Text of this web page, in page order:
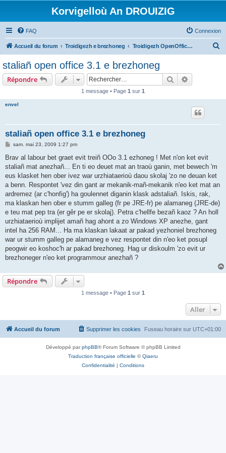
Korvigelloù An DROUIZIG
FAQ Connexion
Accueil du forum Troidigezh e brezhoneg Troidigezh OpenOffice.org e brezhoneg (1.1.x, 2.x ha 3.x)
staliañ open office 3.1 e brezhoneg
Répondre Rechercher
1 message • Page 1 sur 1
envel
staliañ open office 3.1 e brezhoneg
M
s
a
g
sam. mai 23, 2009 1:27 pm
Brav al labour bet graet evit treiñ OOo 3.1 ezhoneg ! Met n'on ket evit
staliañ mat anezhañ... En ti eo deuet mat an traoù ganin, met bewech 'm
eus klasket hen ober ivez war urzhiataerioù daou skolaj 'zo ne deuan ket
a benn. Respontet 'vez din gant ar mekanik-mañ-mekanik n'eo ket mat an
ardremez (ar c'honfig') ha goulennet diganin klask adstaliañ. Iskis, rak,
ma klaskan hen ober e stumm galleg (fr pe JRE-fr) pe alamaneg (JRE-de)
e teu mat pep tra (er gêr pe er skolaj). Petra c'hellfe bezañ kaoz ? An holl
urzhiataerioù implijet amañ hag ahont a zo Windows XP anezhe, gant
intel ha 256 RAM... Ha ma klaskan lakaat ar pakad yezhoniel brezhoneg
war ur stumm galleg pe alamaneg e vez respontet din n'eo ket posupl
peogwir eo koshoc'h ar pakad brezhoneg. Hag ur diskoulm 'zo evit ur
brezhoneger n'eo ket programmour anezhañ ?
Répondre
1 message • Page 1 sur 1
Aller
Accueil du forum Fuseau horaire sur UTC+01:00
Supprimer les cookies
Développé parphpBB® Forum Software © phpBB Limited
Traduction française officielle ©Qiaeru
Confidentialité | Conditions